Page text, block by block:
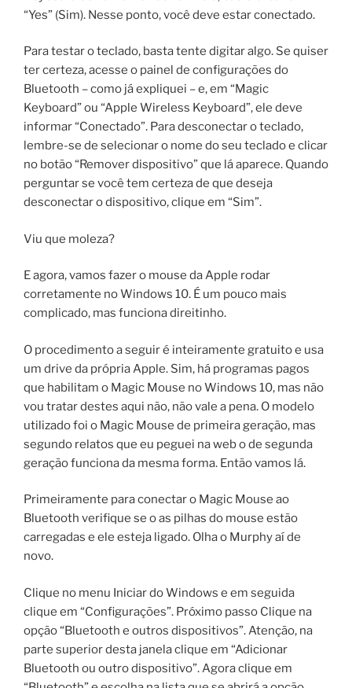
“Yes” (Sim). Nesse ponto, você deve estar conectado.
Para testar o teclado, basta tente digitar algo. Se quiser
ter certeza, acesse o painel de configurações do
Bluetooth – como já expliquei – e, em “Magic
Keyboard” ou “Apple Wireless Keyboard”, ele deve
informar “Conectado”. Para desconectar o teclado,
lembre-se de selecionar o nome do seu teclado e clicar
no botão “Remover dispositivo” que lá aparece. Quando
perguntar se você tem certeza de que deseja
desconectar o dispositivo, clique em “Sim”.
Viu que moleza?
E agora, vamos fazer o mouse da Apple rodar
corretamente no Windows 10. É um pouco mais
complicado, mas funciona direitinho.
O procedimento a seguir é inteiramente gratuito e usa
um drive da própria Apple. Sim, há programas pagos
que habilitam o Magic Mouse no Windows 10, mas não
vou tratar destes aqui não, não vale a pena. O modelo
utilizado foi o Magic Mouse de primeira geração, mas
segundo relatos que eu peguei na web o de segunda
geração funciona da mesma forma. Então vamos lá.
Primeiramente para conectar o Magic Mouse ao
Bluetooth verifique se o as pilhas do mouse estão
carregadas e ele esteja ligado. Olha o Murphy aí de
novo.
Clique no menu Iniciar do Windows e em seguida
clique em “Configurações”. Próximo passo Clique na
opção “Bluetooth e outros dispositivos”. Atenção, na
parte superior desta janela clique em “Adicionar
Bluetooth ou outro dispositivo”. Agora clique em